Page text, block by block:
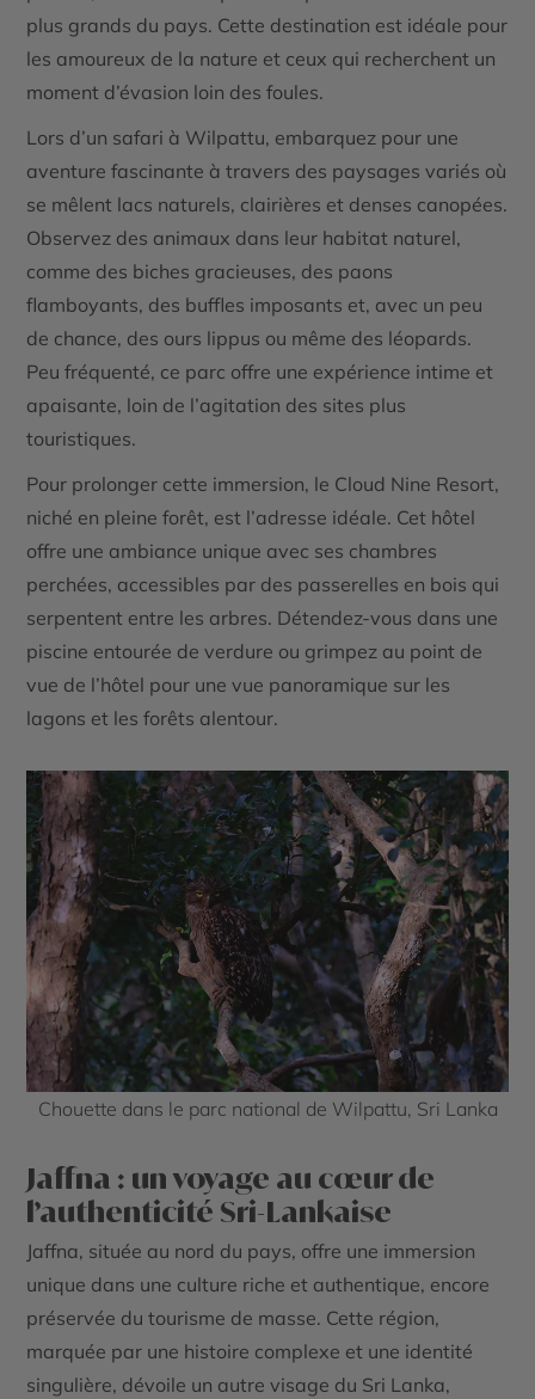
plus grands du pays. Cette destination est idéale pour
les amoureux de la nature et ceux qui recherchent un
moment d’évasion loin des foules.
Lors d’un safari à Wilpattu, embarquez pour une
aventure fascinante à travers des paysages variés où
se mêlent lacs naturels, clairières et denses canopées.
Observez des animaux dans leur habitat naturel,
comme des biches gracieuses, des paons
flamboyants, des buffles imposants et, avec un peu
de chance, des ours lippus ou même des léopards.
Peu fréquenté, ce parc offre une expérience intime et
apaisante, loin de l’agitation des sites plus
touristiques.
Pour prolonger cette immersion, le Cloud Nine Resort,
niché en pleine forêt, est l’adresse idéale. Cet hôtel
offre une ambiance unique avec ses chambres
perchées, accessibles par des passerelles en bois qui
serpentent entre les arbres. Détendez-vous dans une
piscine entourée de verdure ou grimpez au point de
vue de l’hôtel pour une vue panoramique sur les
lagons et les forêts alentour.
Chouette dans le parc national de Wilpattu, Sri Lanka
Jaffna : un voyage au cœur de
l’authenticité Sri-Lankaise
Jaffna, située au nord du pays, offre une immersion
unique dans une culture riche et authentique, encore
préservée du tourisme de masse. Cette région,
marquée par une histoire complexe et une identité
singulière, dévoile un autre visage du Sri Lanka,